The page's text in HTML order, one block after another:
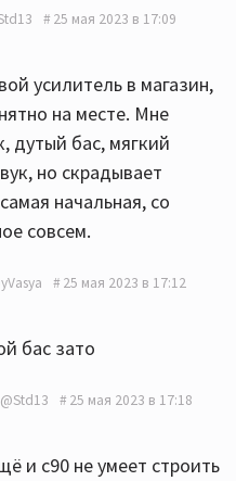
25 мая 2023 в 17:09
усилитель в магазин,
на месте. Мне
дутый бас, мягкий
но скрадывает
начальная, со
совсем.
25 мая 2023 в 17:12
бас зато
@Std13 25 мая 2023 в 17:18
и с90 не умеет строить